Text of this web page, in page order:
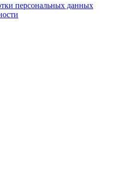
персональных данных